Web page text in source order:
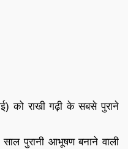
को राखी गढ़ी के सबसे पुराने
पुरानी आभूषण बनाने वाली